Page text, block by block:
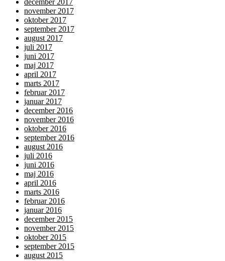
november 2017
oktober 2017
september 2017
august 2017
juli 2017
juni 2017
maj 2017
april 2017
marts 2017
februar 2017
januar 2017
december 2016
november 2016
oktober 2016
september 2016
august 2016
juli 2016
juni 2016
maj 2016
april 2016
marts 2016
februar 2016
januar 2016
december 2015
november 2015
oktober 2015
september 2015
august 2015